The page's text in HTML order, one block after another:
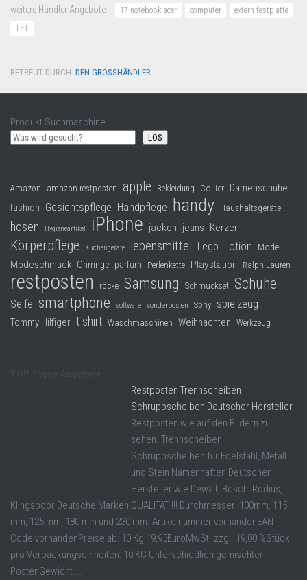
weitere Händler Angebote: 17 notebook acer computer
extern festplatte
TFT
BETREUT DURCH: DEN GROSSHÄNDLER ·
Produkt Suchmaschine
LOS
Amazon amazon restposten apple Bekleidung Collier Damenschuhe
fashion Gesichtspflege Handpflege handy Haushaltsgeräte
hosen Hygieneartikel iPhone jacken jeans Kerzen
Körperpflege Küchengeräte lebensmittel Lego Lotion Mode
Modeschmuck Ohrringe parfüm Perlenkette Playstation Ralph Lauren
restposten röcke Samsung Schmuckset Schuhe
Seife smartphone software sonderposten Sony spielzeug
Tommy Hilfiger t shirt Waschmaschinen Weihnachten Werkzeug
Restposten Trennscheiben
Schruppscheiben Deutscher Hersteller
Restposten wie auf den Bildern zu
sehen. Trennscheiben
Schruppscheiben für Edelstahl, Metall
und Stein Namenhaften Deutschen
Hersteller wie Dewalt, Bosch, Rodius,
Klingspoor Deutsche Marken QUALITÄT !!! Durchmesser: 100mm, 115
mm, 125 mm, 180 mm und 230 mm. Artikelnummer vorhandenEAN
Code vorhandenPreise ab: 10 Kg 19,95EuroMwSt. zzgl. 19,00 %Stück
pro Verpackungseinheiten: 10 KG Unterschiedlich gemischter
PostenGewicht ...